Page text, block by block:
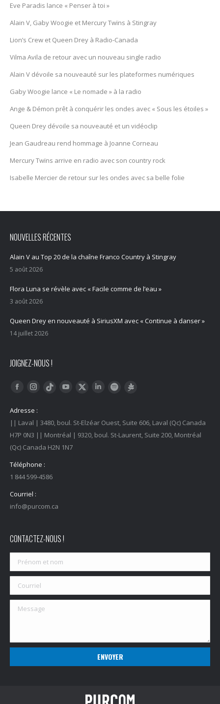
Eve Paradis lance « Penser à toi »
Alain V, Gaby Woogie et Mercury Twïns à Stingray
Lion’s Crew et Queen Drey à Radio-Canada
Vilma Avila de retour avec un nouveau single radio
Alain V dévoile sa nouveauté sur les plateformes numériques
Gaby Woogie lance « Le nomade » à la radio
Ange & Démon prêt à conquérir les ondes avec « Sous les étoiles »
Queen Drey dévoile sa nouveauté et un vidéoclip
Jean Gaudreau rend hommage à Joanne Corneau
Mercury Twïns arrive en radio avec son country rock
Isabelle Mercier de retour sur les ondes avec sa belle folie
NOUVELLES RÉCENTES
Alain V au Top 20 de la chaîne Franco Country à Stingray
5 août 2026
Flora Luna se révèle avec « Facile comme de l’eau »
3 août 2026
Queen Drey en nouveauté à SiriusXM avec « Continue à danser »
14 juillet 2026
JOIGNEZ-NOUS !
Trouvez nous sur :
FacebookInstagram
Tiktok YouTubeTwitter LinkedInSpotify
Adresse :
|| Laval | 3480, boul. St-Elzéar Ouest, Suite 606, Laval (Qc) Canada
H7P 0N3 || Montréal | 9320, boul. St-Laurent, Suite 200, Montréal
(Qc) Canada H2N 1N7
Téléphone :
1 844 599-4586
Courriel :
info@purcom.ca
CONTACTEZ-NOUS !